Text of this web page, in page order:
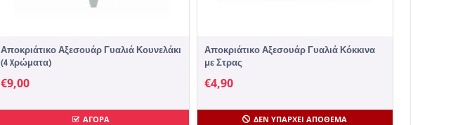
Αποκριάτικο Αξεσουάρ Γυαλιά Κουνελάκι
(4 Xρώματα)
€9,00
ΑΓΟΡΑ
Αποκριάτικο Αξεσουάρ Γυαλιά Κόκκινα
με Στρας
€4,90
ΔΕΝ ΥΠΆΡΧΕΙ ΑΠΌΘΕΜΑ